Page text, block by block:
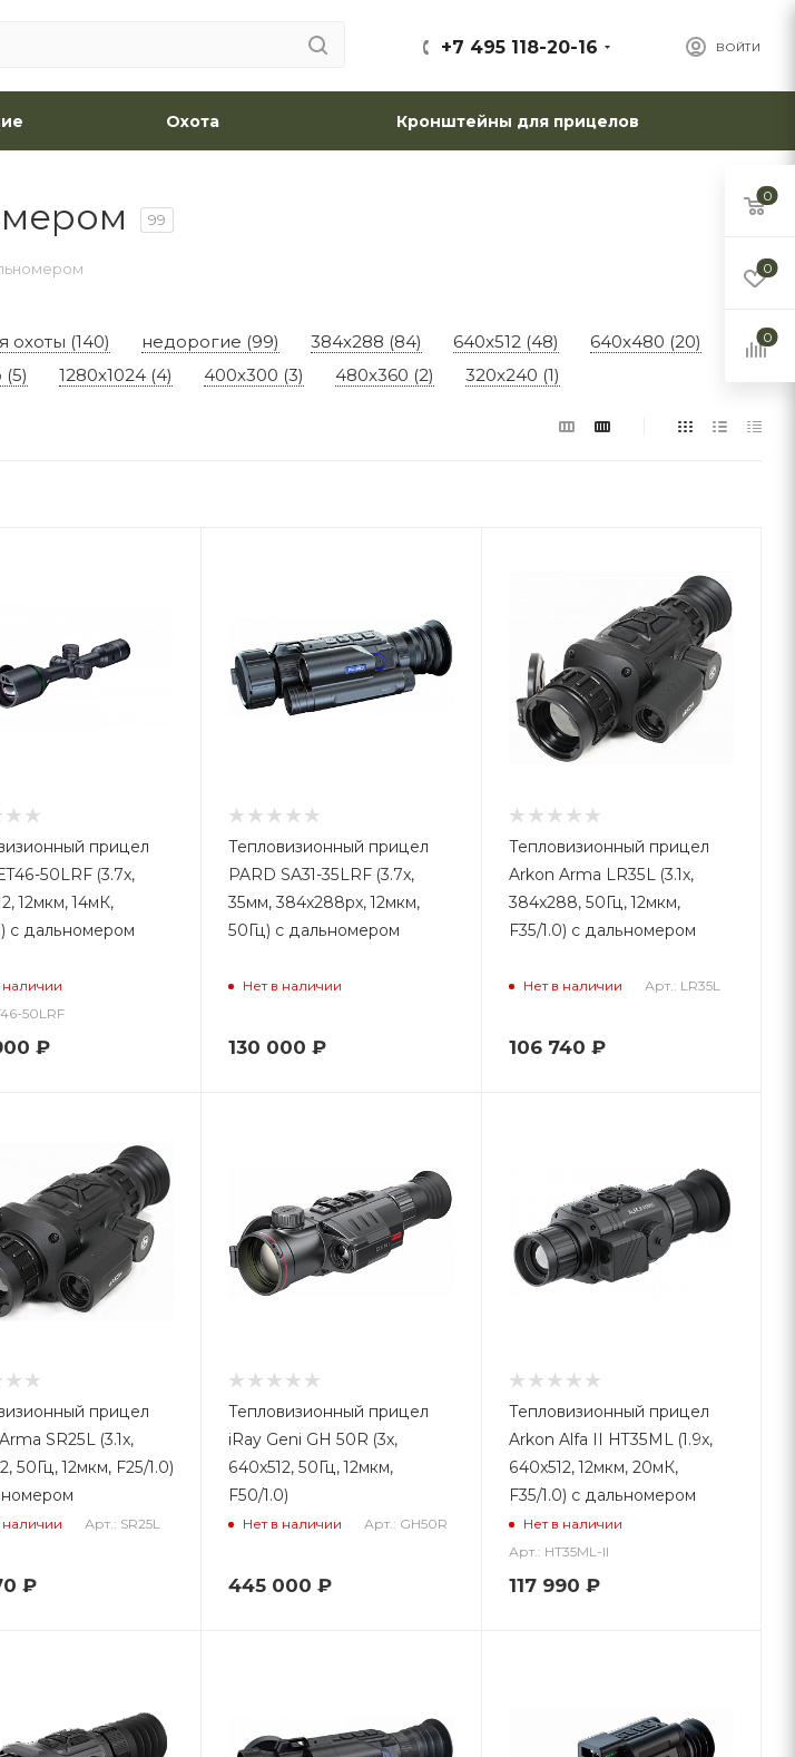
ВОЙТИ
+7 495 118-20-16
Охота Кронштейны для прицелов
99
охоты (140) недорогие (99) 384x288 (84) 640x512 (48)
640x480 (20)
1280x1024 (4) 400x300 (3) 480x360 (2) 320x240 (1)
прицел
50LRF (3.7x,
12мкм, 14мК,
с дальномером
наличии
50LRF
₽
Тепловизионный прицел
PARD SA31-35LRF (3.7x,
35мм, 384x288px, 12мкм,
50Гц) с дальномером
Нет в наличии
130 000 ₽
Тепловизионный прицел
Arkon Arma LR35L (3.1x,
384x288, 50Гц, 12мкм,
F35/1.0) с дальномером
Нет в наличии Арт.: LR35L
106 740 ₽
прицел
SR25L (3.1x,
50Гц, 12мкм, F25/1.0)
наличии Арт.: SR25L
₽
Тепловизионный прицел
iRay Geni GH 50R (3x,
640x512, 50Гц, 12мкм,
F50/1.0)
Нет в наличии Арт.: GH50R
445 000 ₽
Тепловизионный прицел
Arkon Alfa II HT35ML (1.9x,
640x512, 12мкм, 20мК,
F35/1.0) с дальномером
Нет в наличии
Арт.: HT35ML-II
117 990 ₽
0
0
0